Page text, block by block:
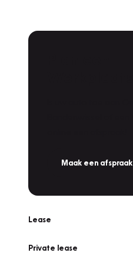
Maak een afspraak
Lease
Private lease